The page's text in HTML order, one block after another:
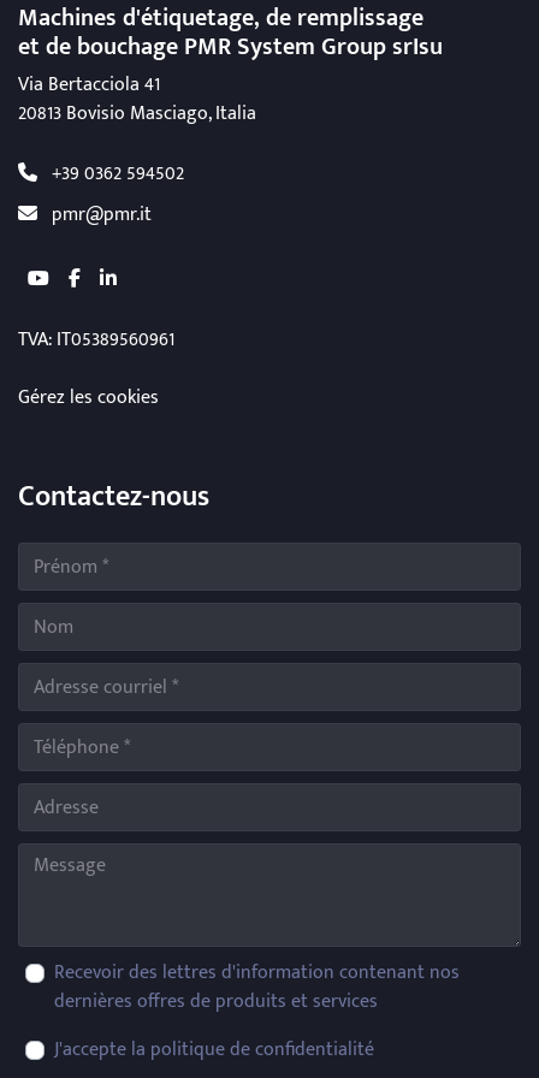
Machines d'étiquetage, de remplissage
et de bouchagePMR System Group srIsu
Via Bertacciola 41
20813 Bovisio Masciago, Italia
+39 0362 594502
pmr@pmr.it
youtubefacebooklinkedin
TVA: IT05389560961
Gérez les cookies
Contactez-nous
Recevoir des lettres d'information contenant nos
dernières offres de produits et services
J'accepte la politique de confidentialité